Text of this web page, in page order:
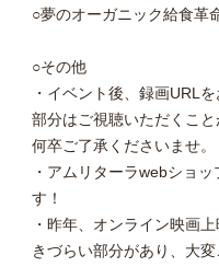
○夢のオーガニック給食革
○その他
・イベント後、録画URL
部分はご視聴いただくこと
何卒ご了承くださいませ。
・アムリターラwebショ
す！
・昨年、オンライン映画
きづらい部分があり、大